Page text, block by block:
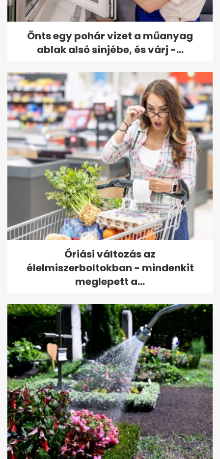
Önts egy pohár vizet a műanyag
ablak alsó sínjébe, és várj -...
Óriási változás az
élelmiszerboltokban - mindenkit
meglepett a...